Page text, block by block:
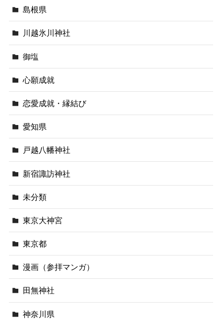
島根県
川越氷川神社
御塩
心願成就
恋愛成就・縁結び
愛知県
戸越八幡神社
新宿諏訪神社
未分類
東京大神宮
東京都
漫画（参拝マンガ）
田無神社
神奈川県